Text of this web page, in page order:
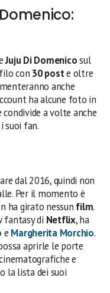
Juju Di Domenicosul
con 30 poste oltre
anche
ha alcune foto in
a volte anche
suoi fan.
dal 2016, quindi non
Per il momento è
ha girato nessun film.
fantasy di Netflix, ha
e Margherita Morchio.
aprirle le porte
e
la lista dei suoi